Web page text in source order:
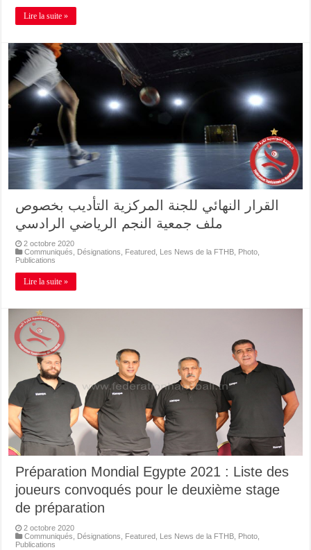
Lire la suite »
القرار النهائي للجنة المركزية التأديب بخصوص
ملف جمعية النجم الرياضي الرادسي
2 octobre 2020
Communiqués, Désignations, Featured, Les News de la FTHB, Photo,
Publications
Lire la suite »
Préparation Mondial Egypte 2021 : Liste des
joueurs convoqués pour le deuxième stage
de préparation
2 octobre 2020
Communiqués
Désignations Featured Les News de la FTHB Photo
Publications